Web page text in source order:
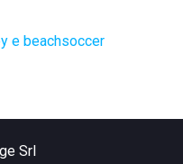
e beachsoccer
Srl